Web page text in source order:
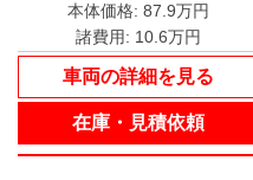
本体価格: 87.9万円
諸費用: 10.6万円
車両の詳細を見る
在庫・見積依頼